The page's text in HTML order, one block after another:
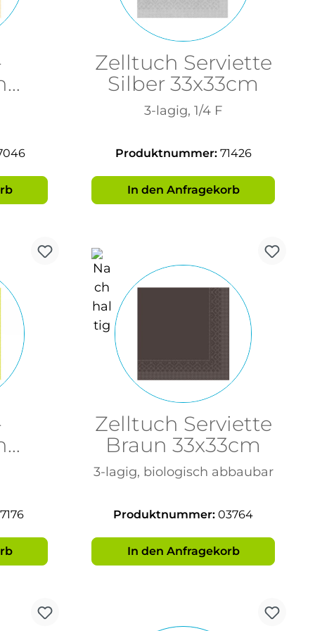
Zelltuch Serviette
Silber 33x33cm
3-lagig, 1/4 F
Produktnummer: 71426
In den Anfragekorb
Zelltuch Serviette
Braun 33x33cm
3-lagig, biologisch abbaubar
Produktnummer: 03764
In den Anfragekorb